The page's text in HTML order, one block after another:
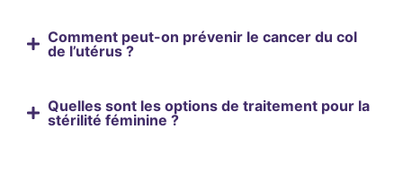
Comment peut-on prévenir le cancer du col
de l’utérus ?
Quelles sont les options de traitement pour la
stérilité féminine ?